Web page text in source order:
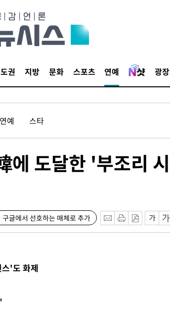
권 지방 문화 스포츠 연예 광장
예 스타
에 도달한 '부조리 시
구글에서 선호하는 매체로 추가
'도 화제